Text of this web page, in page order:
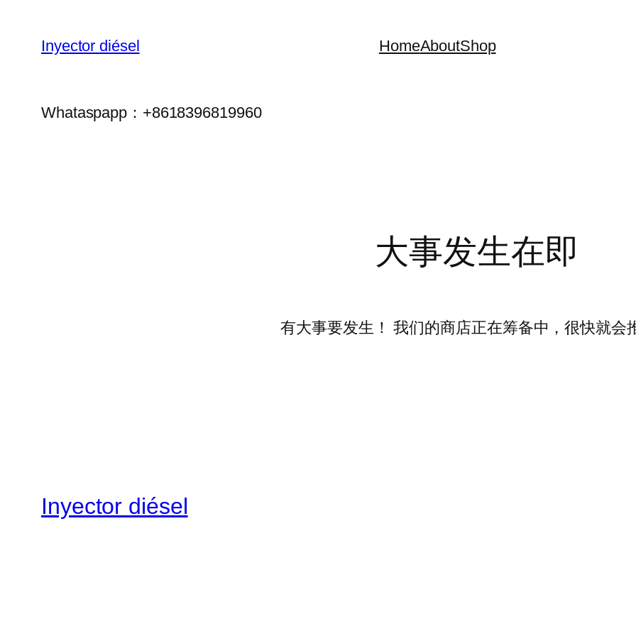
Inyector diésel HomeAboutShop
Whataspapp：+8618396819960
大事发生在即
有大事要发生！ 我们的商店正在筹备中，很快就会
Inyector diésel